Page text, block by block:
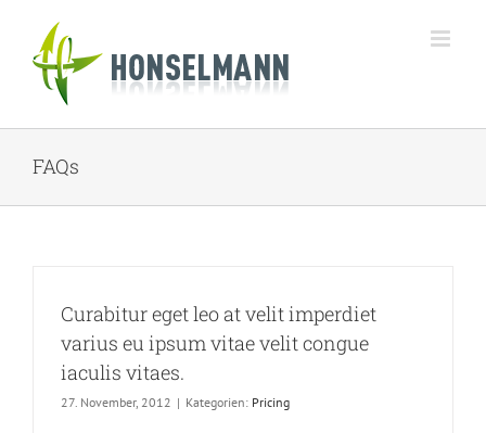
springen
FAQs
Curabitur eget leo at velit imperdiet
varius eu ipsum vitae velit congue
iaculis vitaes.
27. November, 2012 | Kategorien: Pricing